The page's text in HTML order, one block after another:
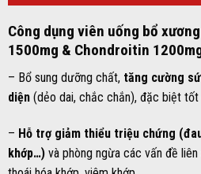
Công dụng viên uống bổ
1500mg & Chondroitin
– Bổ sung dưỡng chất, tăng cường
diện (dẻo dai, chắc chắn), đặc biệt
– Hỗ trợ giảm thiểu triệu chứng
khớp…) và phòng ngừa các vấn đề